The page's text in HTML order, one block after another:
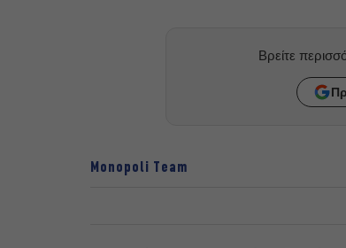
Βρείτε
Monopoli Team